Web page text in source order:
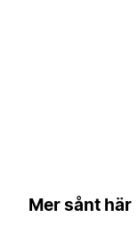
Mer sånt här